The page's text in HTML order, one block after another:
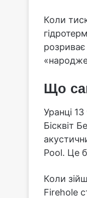
Коли
Що
Уранці
Бісквіт
Pool. Це
Коли
Firehole